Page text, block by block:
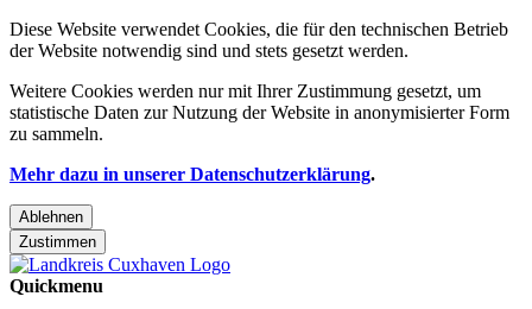
Diese Website verwendet Cookies, die für den technischen Betrieb
der Website notwendig sind und stets gesetzt werden.
Weitere Cookies werden nur mit Ihrer Zustimmung gesetzt, um
statistische Daten zur Nutzung der Website in anonymisierter Form
zu sammeln.
Mehr dazu in unserer Datenschutzerklärung.
Ablehnen
Zustimmen
Quickmenu